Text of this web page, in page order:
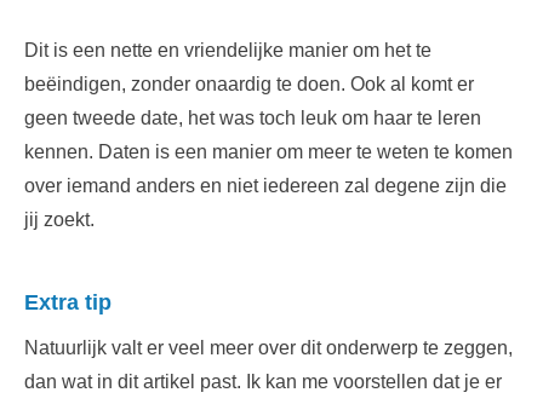
Dit is een nette en vriendelijke manier om het te
beëindigen, zonder onaardig te doen. Ook al komt er
geen tweede date, het was toch leuk om haar te leren
kennen. Daten is een manier om meer te weten te komen
over iemand anders en niet iedereen zal degene zijn die
jij zoekt.
Extra tip
Natuurlijk valt er veel meer over dit onderwerp te zeggen,
dan wat in dit artikel past. Ik kan me voorstellen dat je er